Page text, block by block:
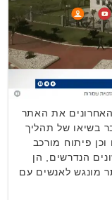
את האתר
בשיאו של תהליך
פיתוח מורכב
הנדרשים, הן
מונגש לאנשים עם